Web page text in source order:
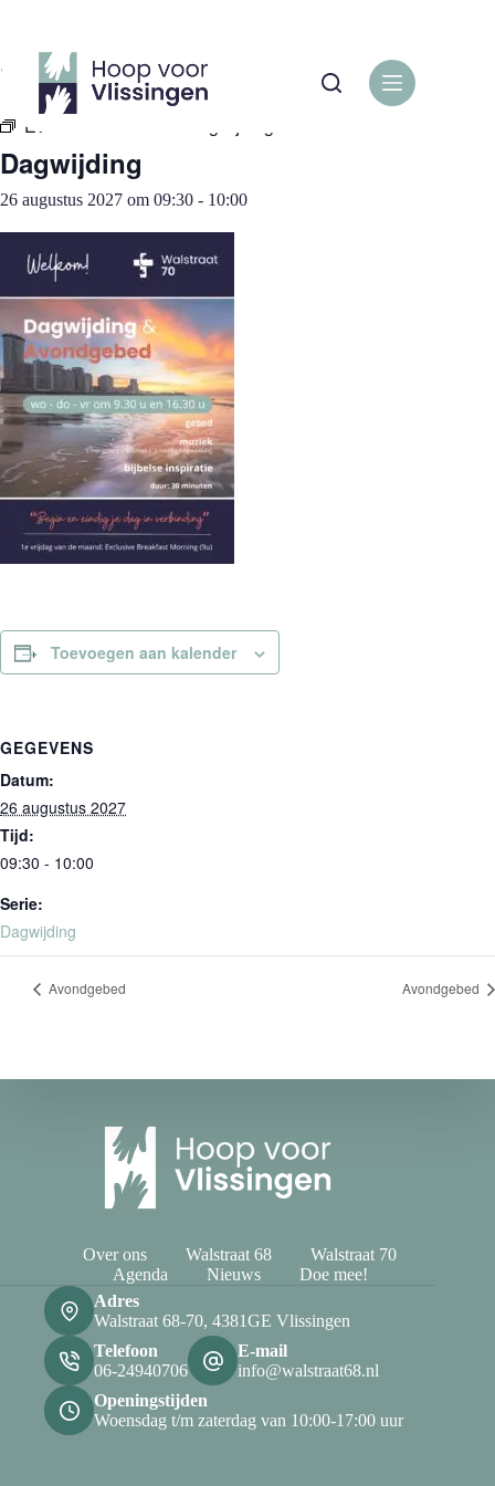
inhoud
« Alle Evenementen
Evenementenreeks:
Dagwijding
26 augustus 2027 om 09:30 - 10:00
Toevoegen aan kalender
GEGEVENS
Datum:
26 augustus 2027
Tijd:
09:30 - 10:00
Serie:
Dagwijding
Avondgebed Avondgebed
Over ons Walstraat 68
Walstraat 70
Agenda
Nieuws
Doe mee!
Adres
Walstraat 68-70, 4381GE Vlissingen
Telefoon
06-24940706
E-mail
info@walstraat68.nl
Openingstijden
Woensdag t/m zaterdag van 10:00-17:00 uur